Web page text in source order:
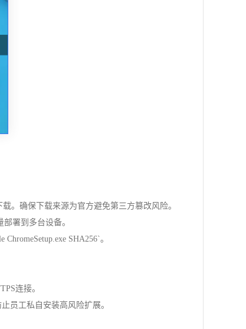
。确保下载来源为官方避免第三方篡改风险。
署到多台设备。
SHA256`。
连接。
员工私自安装高风险扩展。